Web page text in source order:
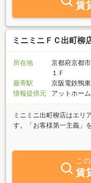
賃
ミニミニＦＣ出町
所在地
京都府京都
１Ｆ
最寄駅
京阪電鉄鴨
情報提供元
アットホーム
ミニミニ出町柳店はエリ
す。「お客様第一主義」
提供いたします。学生さ
ぴったりのお部屋を探さ
志社大学も近くにあり学
阪電車の始発駅でもあり
こ
賃